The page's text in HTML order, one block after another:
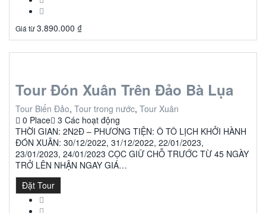
Giá từ 3.890.000 ₫
Tour Đón Xuân Trên Đảo Bà Lụa
Tour Biển Đảo, Tour trong nước, Tour Xuân
0 Place 3 Các hoạt động
THỜI GIAN: 2N2Đ – PHƯƠNG TIỆN: Ô TÔ LỊCH KHỞI HÀNH
ĐÓN XUÂN: 30/12/2022, 31/12/2022, 22/01/2023,
23/01/2023, 24/01/2023 CỌC GIỮ CHỖ TRƯỚC TỪ 45 NGÀY
TRỞ LÊN NHẬN NGAY GIÁ…
Đặt Tour